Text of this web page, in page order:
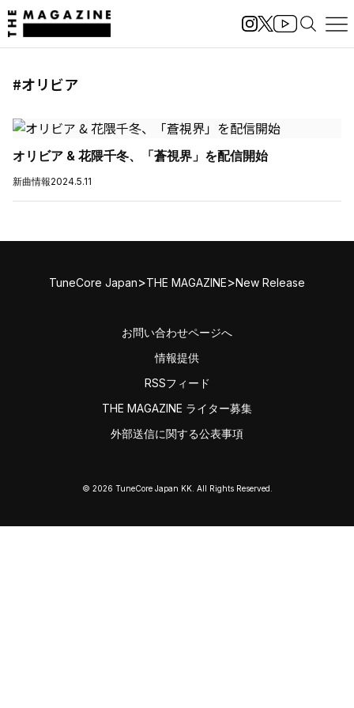
#オリビア
オリビア & 花隈千冬、「蒼視界」を配信開始
新曲情報2024.5.11
TuneCore Japan>THE MAGAZINE>New Release
お問い合わせページへ
情報提供
RSSフィード
THE MAGAZINE ライター募集
外部送信に関する公表事項
© 2026 TuneCore Japan KK. All Rights Reserved.